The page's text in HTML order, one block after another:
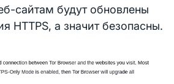
сайтам будут обновлены
HTTPS, а значит безопасны.